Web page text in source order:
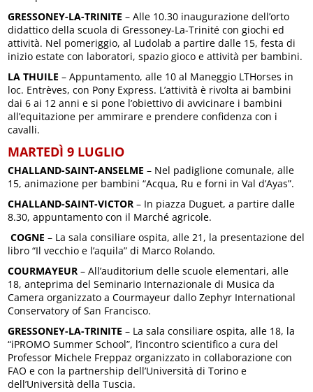
GRESSONEY-LA-TRINITE – Alle 10.30 inaugurazione dell’orto
didattico della scuola di Gressoney-La-Trinité con giochi ed
attività. Nel pomeriggio, al Ludolab a partire dalle 15, festa di
inizio estate con laboratori, spazio gioco e attività per bambini.
LA THUILE – Appuntamento, alle 10 al Maneggio LTHorses in
loc. Entrèves, con Pony Express. L’attività è rivolta ai bambini
dai 6 ai 12 anni e si pone l’obiettivo di avvicinare i bambini
all’equitazione per ammirare e prendere confidenza con i
cavalli.
MARTEDÌ 9 LUGLIO
CHALLAND-SAINT-ANSELME – Nel padiglione comunale, alle
15, animazione per bambini “Acqua, Ru e forni in Val d’Ayas”.
CHALLAND-SAINT-VICTOR – In piazza Duguet, a partire dalle
8.30, appuntamento con il Marché agricole.
COGNE – La sala consiliare ospita, alle 21, la presentazione del
libro “Il vecchio e l’aquila” di Marco Rolando.
COURMAYEUR – All’auditorium delle scuole elementari, alle
18, anteprima del Seminario Internazionale di Musica da
Camera organizzato a Courmayeur dallo Zephyr International
Conservatory of San Francisco.
GRESSONEY-LA-TRINITE – La sala consiliare ospita, alle 18, la
“iPROMO Summer School”, l’incontro scientifico a cura del
Professor Michele Freppaz organizzato in collaborazione con
FAO e con la partnership dell’Università di Torino e
dell’Università della Tuscia.